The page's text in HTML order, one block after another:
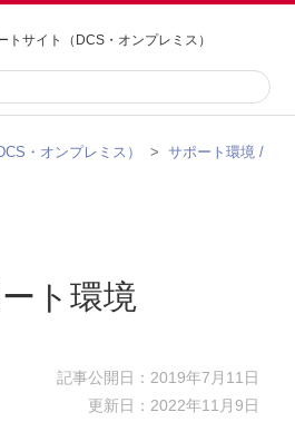
トサイト（DCS・オンプレミス）
・オンプレミス）
サポート環境 /
ト環境
記事公開日：2019年7月11日
更新日：2022年11月9日